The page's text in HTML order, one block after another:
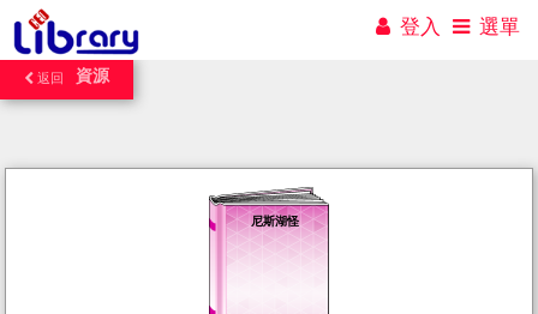
登入 選單
返回 資源
尼斯湖怪